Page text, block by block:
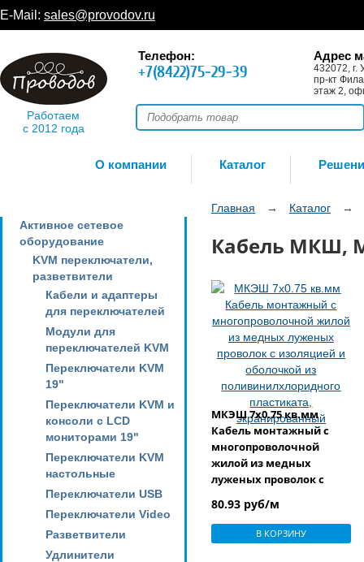
E-Mail: sales@provodov.ru
Работаем
с 2012 года
Телефон:
+7(8422)75-29-39
Адрес
432072, г.
пр-кт
этаж 2,
О компании Каталог
Активное сетевое
оборудование
KVM переключатели,
разветвители
Кабели и адаптеры
для переключателей
Модули для
переключателей KVM
Переключатели KVM
19"
Переключатели KVM и
консоли с LCD
мониторами 19"
Переключатели KVM
настольные
Переключатели USB
Переключатели Video
Разветвители
Удлинители
Главная → Каталог →
Кабель МКШ,
МКЭШ 7x0.75 кв.мм
Кабель монтажный с
многопроволочной
жилой из медных
луженых проволок с
из
поливинилхлоридного
пластиката,
80.93 руб/м
В КОРЗИНУ